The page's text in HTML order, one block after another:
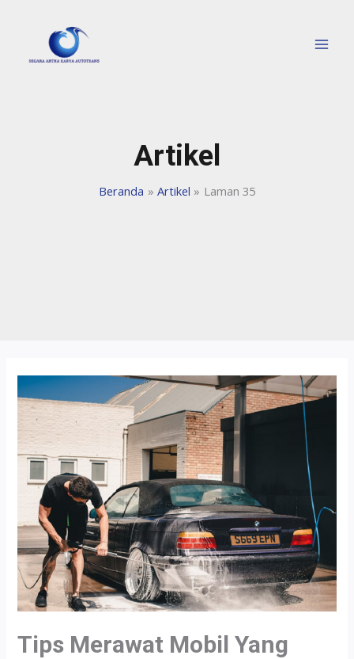
Artikel
Beranda Artikel Laman 35
Tips Merawat Mobil Yang